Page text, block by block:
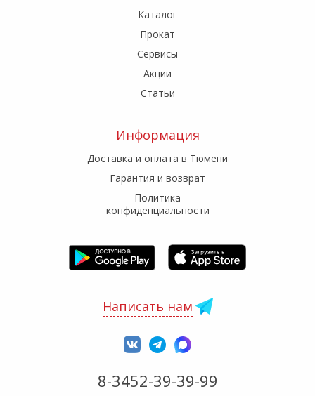
Каталог
Прокат
Сервисы
Акции
Статьи
Информация
Доставка и оплата в Тюмени
Гарантия и возврат
Политика
конфиденциальности
Написать нам
8-3452-39-39-99